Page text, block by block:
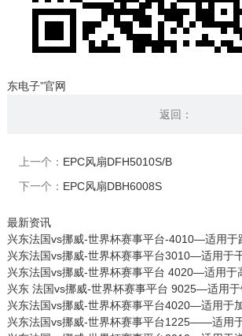
东电子”官网
返回：
上一个： EPC风扇DFH5010S/B
下一个： EPC风扇DBH6008S
最新资讯
兴东法国vs挪威-世界杯赛事平台-4010—适用于
兴东法国vs挪威-世界杯赛事平台3010—适用于
兴东法国vs挪威-世界杯赛事平台 4020—适用于
兴东 法国vs挪威-世界杯赛事平台 9025—适用
兴东法国vs挪威-世界杯赛事平台4020—适用于
兴东法国vs挪威-世界杯赛事平台1225——适用